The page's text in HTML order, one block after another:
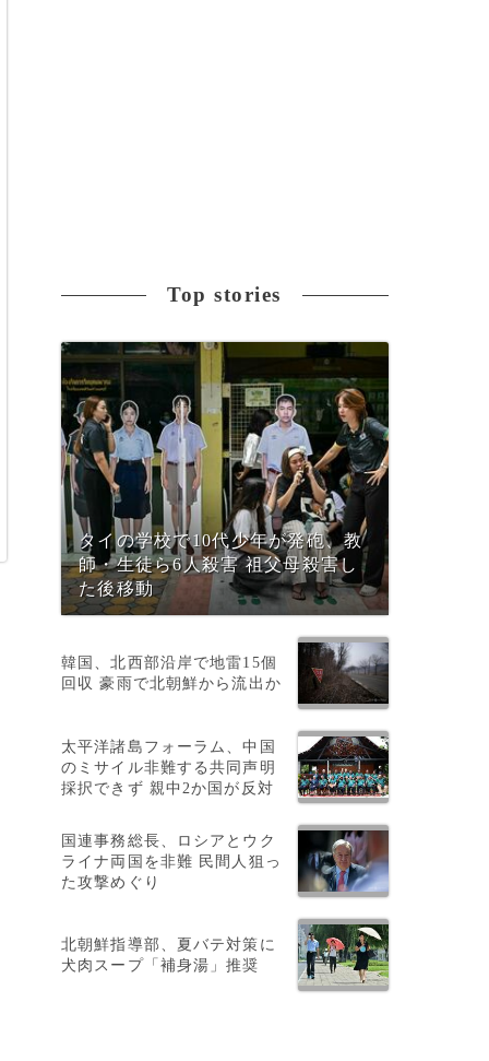
Top stories
タイの学校で10代少年が発砲、教
師・生徒ら6人殺害 祖父母殺害し
た後移動
韓国、北西部沿岸で地雷15個
回収 豪雨で北朝鮮から流出か
太平洋諸島フォーラム、中国
のミサイル非難する共同声明
採択できず 親中2か国が反対
国連事務総長、ロシアとウク
ライナ両国を非難 民間人狙っ
た攻撃めぐり
北朝鮮指導部、夏バテ対策に
犬肉スープ「補身湯」推奨